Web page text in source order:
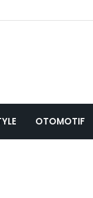
OTOMOTIF